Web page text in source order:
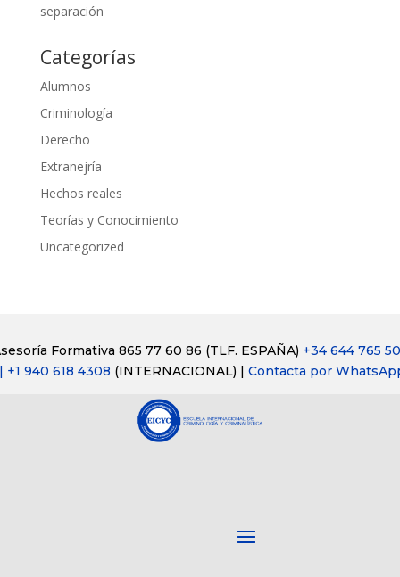
separación
Categorías
Alumnos
Criminología
Derecho
Extranejría
Hechos reales
Teorías y Conocimiento
Uncategorized
Formativa 865 77 60 86 (TLF. ESPAÑA) +34 644 765
+1 940 618 4308 (INTERNACIONAL) | Contacta por